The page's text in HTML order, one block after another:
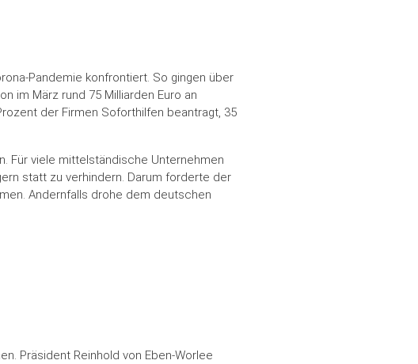
Pandemie konfrontiert. So gingen über
im März rund 75 Milliarden Euro an
der Firmen Soforthilfen beantragt, 35
Für viele mittelständische Unternehmen
statt zu verhindern. Darum forderte der
Andernfalls drohe dem deutschen
Präsident Reinhold von Eben-Worlee